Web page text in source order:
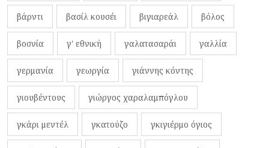
βάρντι βασίλ κουσέι βιγιαρεάλ βόλος
βοσνία γ' εθνική γαλατασαράι γαλλία
γερμανία γεωργία γιάννης κόντης
γιουβέντους γιώργος χαραλαμπόγλου
γκάρι μεντέλ γκατούζο γκιγιέρμο όγιος